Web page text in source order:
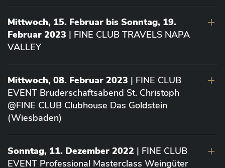
Mittwoch, 15. Februar bis Sonntag, 19.
Februar 2023 | FINE CLUB TRAVELS NAPA
VALLEY
Mittwoch, 08. Februar 2023 | FINE CLUB
EVENT Bruderschaftsabend St. Christoph
@FINE CLUB Clubhouse Das Goldstein
(Wiesbaden)
Sonntag, 11. Dezember 2022 | FINE CLUB
EVENT Professional Masterclass Weingüter